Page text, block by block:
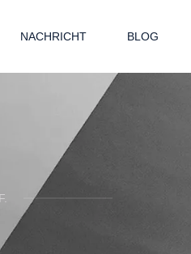
NACHRICHT BLOG